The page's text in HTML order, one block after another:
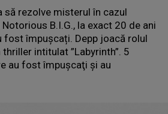
să rezolve misterul în cazul
B.I.G., la exact 20 de ani
fost împușcați. Depp joacă rolul
intitulat ”Labyrinth”. 5
au fost împuşcaţi și au